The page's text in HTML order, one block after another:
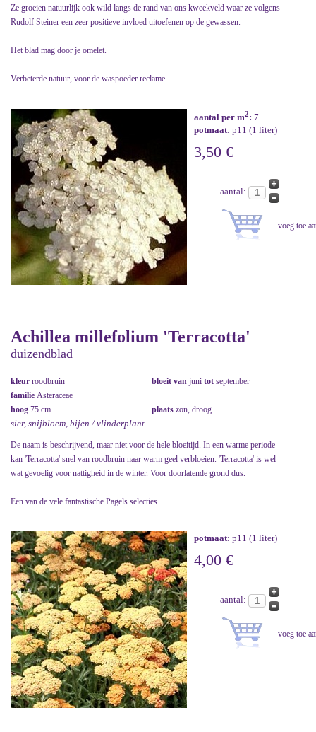
Ze groeien natuurlijk ook wild langs de rand van ons kweekveld waar ze volgens
Rudolf Steiner een zeer positieve invloed uitoefenen op de gewassen.
Het blad mag door je omelet.
Verbeterde natuur, voor de waspoeder reclame
aantal per m2: 7
potmaat: p11 (1 liter)
3,50 €
aantal:
Achillea millefolium 'Terracotta'
duizendblad
kleur roodbruin bloeit van juni tot september
familie Asteraceae
hoog 75 cm plaats zon, droog
sier, snijbloem, bijen / vlinderplant
De naam is beschrijvend, maar niet voor de hele bloeitijd. In een warme periode
kan 'Terracotta' snel van roodbruin naar warm geel verbloeien. 'Terracotta' is wel
wat gevoelig voor nattigheid in de winter. Voor doorlatende grond dus.
Een van de vele fantastische Pagels selecties.
potmaat: p11 (1 liter)
4,00 €
aantal: